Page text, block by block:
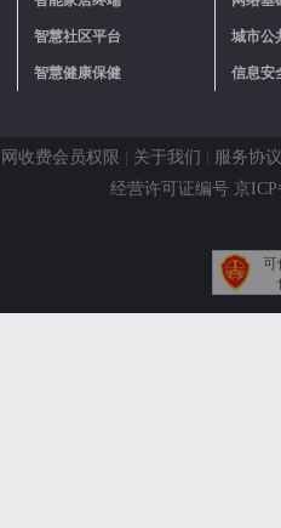
智慧社区平台
智慧健康保健
城市公
信息安
收费会员权限 关于我们
服务协议
经营许可证编号 京ICP
可